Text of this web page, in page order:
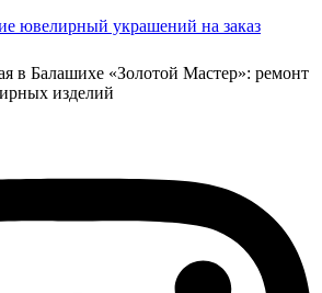
в Балашихе «Золотой Мастер»: ремонт
изделий